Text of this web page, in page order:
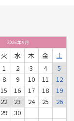
2026年9月
火 水 木 金
土
1
2 3 4
5
8 9 10 11
12
15 16 17 18
19
22 23 24 25
26
29 30